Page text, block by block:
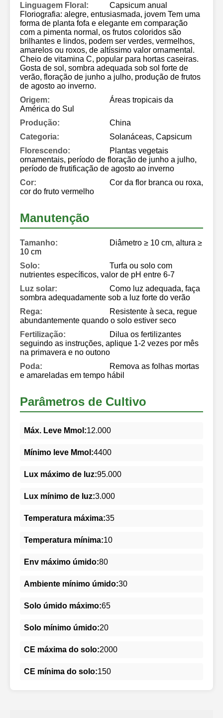
Linguagem Floral:
Capsicum anual
Floriografia: alegre, entusiasmada, jovem Tem uma
forma de planta fofa e elegante em comparação
com a pimenta normal, os frutos coloridos são
brilhantes e lindos, podem ser verdes, vermelhos,
amarelos ou roxos, de altíssimo valor ornamental.
Cheio de vitamina C, popular para hortas caseiras.
Gosta de sol, sombra adequada sob sol forte de
verão, floração de junho a julho, produção de frutos
de agosto ao inverno.
Origem:
Áreas tropicais da
América do Sul
Produção:
China
Categoria:
Solanáceas, Capsicum
Florescendo:
Plantas vegetais
ornamentais, período de floração de junho a julho,
período de frutificação de agosto ao inverno
Cor:
Cor da flor branca ou roxa,
cor do fruto vermelho
Manutenção
Tamanho:
Diâmetro ≥ 10 cm, altura ≥
10 cm
Solo:
Turfa ou solo com
nutrientes específicos, valor de pH entre 6-7
Luz solar:
Como luz adequada, faça
sombra adequadamente sob a luz forte do verão
Rega:
Resistente à seca, regue
abundantemente quando o solo estiver seco
Fertilização:
Dilua os fertilizantes
seguindo as instruções, aplique 1-2 vezes por mês
na primavera e no outono
Poda:
Remova as folhas mortas
e amareladas em tempo hábil
Parâmetros de Cultivo
Máx. Leve Mmol:12.000
Mínimo leve Mmol:4400
Lux máximo de luz:95.000
Lux mínimo de luz:3.000
Temperatura máxima:35
Temperatura mínima:10
Env máximo úmido:80
Ambiente mínimo úmido:30
Solo úmido máximo:65
Solo mínimo úmido:20
CE máxima do solo:2000
CE mínima do solo:150